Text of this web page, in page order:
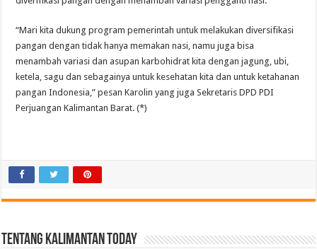
“Mari kita dukung program pemerintah untuk melakukan diversifikasi
pangan dengan tidak hanya memakan nasi, namu juga bisa
menambah variasi dan asupan karbohidrat kita dengan jagung, ubi,
ketela, sagu dan sebagainya untuk kesehatan kita dan untuk ketahanan
pangan Indonesia,” pesan Karolin yang juga Sekretaris DPD PDI
Perjuangan Kalimantan Barat. (*)
Tentang Kalimantan Today